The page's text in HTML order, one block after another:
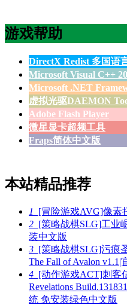
游戏帮助
DirectX Redist 多国语
Microsoft Visual C++
Microsoft .NET
虚拟光驱DAEMON
Adobe Flash Player
微星显卡超频工具
Fraps简体中文版
本站精品推荐
1
[冒险游戏AVG]像素
2 [策略战棋SLG]工业
装中文版
3 [策略战棋SLG]污痕
The Fall of Avalon
4 [动作游戏ACT]刺客
Revelations
统 免安装绿色中文版